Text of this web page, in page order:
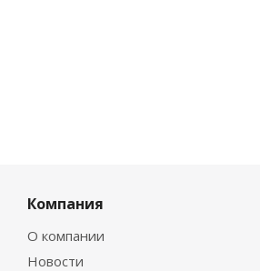
Компания
О компании
Новости